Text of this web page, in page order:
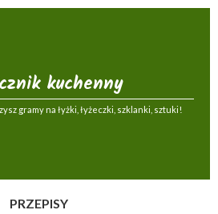
kuchenny
gramy na łyżki, łyżeczki, szklanki, sztuki!
PRZEPISY